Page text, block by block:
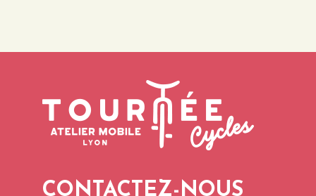
CONTACTEZ-NOUS